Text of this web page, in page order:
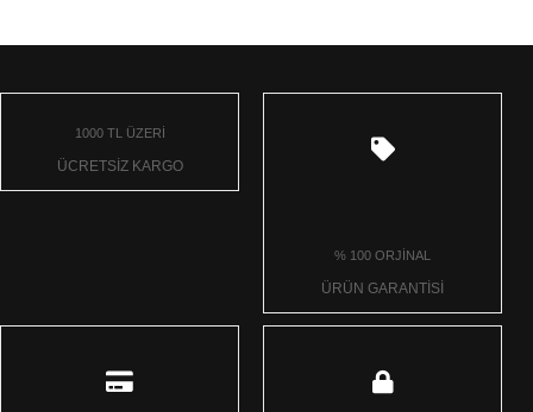
1000 TL ÜZERİ
ÜCRETSİZ KARGO
% 100 ORJİNAL
ÜRÜN GARANTİSİ